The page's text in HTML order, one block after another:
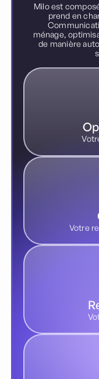
Milo est
prend en
ménage,
de manière
Votre